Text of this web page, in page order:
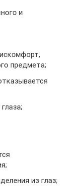
и
предмета;
из глаз;